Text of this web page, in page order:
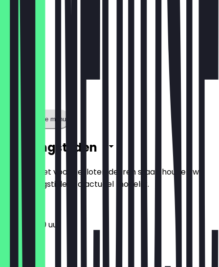
Toon volledige menu
Openingstijden
Zodat je niet voor gesloten deuren staat, houden we
de openingstijden zo actueel mogelijk.
11:00 - 19:00 uur
Maandag